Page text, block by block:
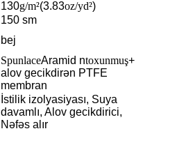
130g/m²(3.83oz/yd²)
150 sm
bej
SpunlaceAramid ntoxunmuş+
alov gecikdirən PTFE
membran
İstilik izolyasiyası, Suya
davamlı, Alov gecikdirici,
Nəfəs alır